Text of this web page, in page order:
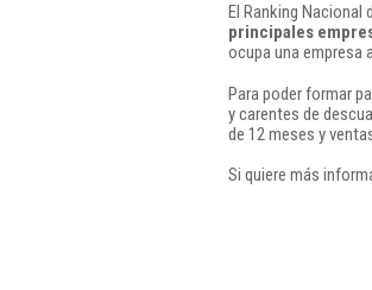
El Ranking Nacional
principales
ocupa una empresa
Para poder formar
y carentes de
de 12 meses y
Si quiere más